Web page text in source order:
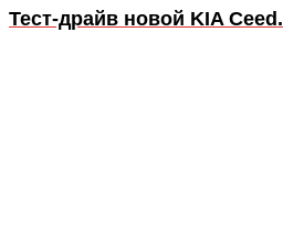
Тест-драйв новой KIA Ceed.